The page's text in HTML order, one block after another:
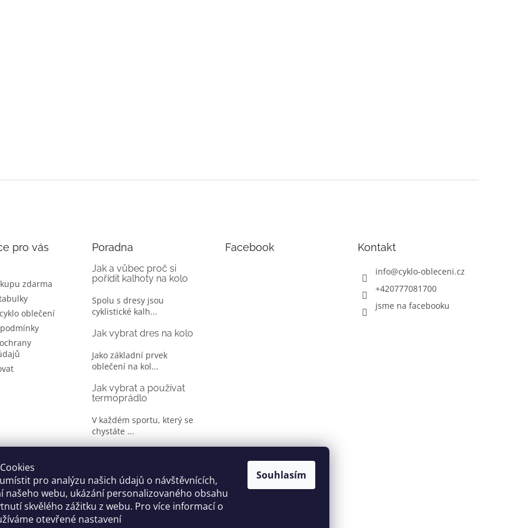
pro analýzu našich údajů o návštěvnících,
našeho webu, ukázání personalizovaného obsahu
skvělého zážitku z webu. Pro více informací o
otevřené nastavení
Souhlasím
pro vás
zdarma
oblečení
Poradna
Jak a vůbec proč si
pořídit kalhoty na kolo
Spolu s dresy jsou
cyklistické kalh...
Jak vybrat dres na kolo
Jako základní prvek
oblečení na kol...
Jak vybrat a používat
termoprádlo
V každém sportu, který se
chystáte ...
Je jen málo cyklistů, kteří si
oble...
Facebook Kontakt
info@cyklo-obleceni.cz
+420777081700
jsme na facebooku